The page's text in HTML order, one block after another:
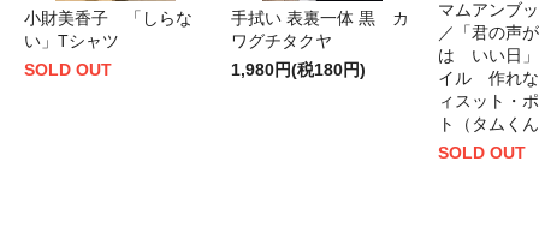
小財美香子 「しらな
い」Tシャツ
SOLD OUT
手拭い 表裏一体 黒 カ
ワグチタクヤ
1,980円(税180円)
マムアンブ
／「君の声
は いい日」
イル 作れ
ィスット・
ト（タムく
SOLD OUT